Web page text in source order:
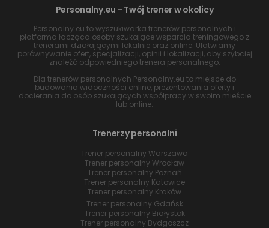
Personalny.eu - Twój trener w okolicy
Personalny.eu to wyszukiwarka trenerów personalnych i
platforma łącząca osoby szukające wsparcia treningowego z
trenerami działającymi lokalnie oraz online. Ułatwiamy
porównywanie ofert, specjalizacji, opinii i lokalizacji, aby szybciej
znaleźć odpowiedniego trenera personalnego.
Dla trenerów personalnych Personalny.eu to miejsce do
budowania widoczności online, prezentowania oferty i
docierania do osób szukających współpracy w swoim mieście
lub online.
Trenerzy personalni
Trener personalny Warszawa
Trener personalny Wrocław
Trener personalny Poznań
Trener personalny Katowice
Trener personalny Kraków
Trener personalny Gdańsk
Trener personalny Białystok
Trener personalny Bydgoszcz